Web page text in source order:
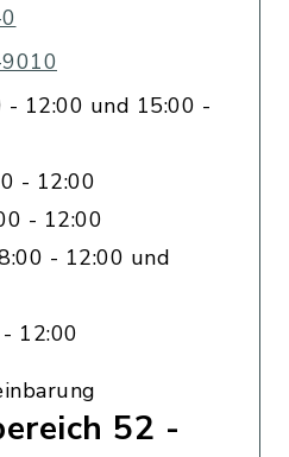
- 12:00 und 15:00 -
- 12:00
- 12:00
- 12:00 und
12:00
52 -